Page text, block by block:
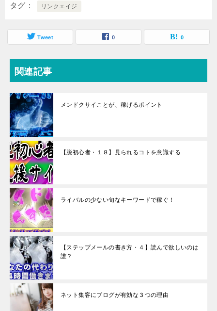
タグ リンクエイジ
Tweet 0 0
関連記事
メンドクサイことが、稼げるポイント
【脱初心者・１８】見られるコトを意識する
ライバルの少ない旬なキーワードで稼ぐ！
【ステップメールの書き方・４】読んで欲しいのは
誰？
ネット集客にブログが有効な３つの理由